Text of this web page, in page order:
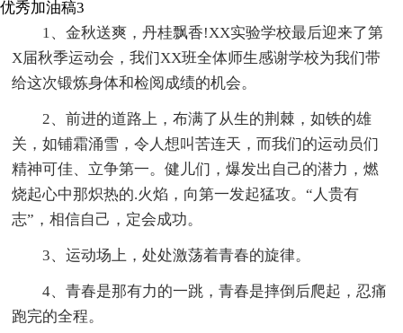
优秀加油稿3
1、金秋送爽，丹桂飘香!XX实验学校最后迎来了第
X届秋季运动会，我们XX班全体师生感谢学校为我们带
给这次锻炼身体和检阅成绩的机会。
2、前进的道路上，布满了从生的荆棘，如铁的雄
关，如铺霜涌雪，令人想叫苦连天，而我们的运动员们
精神可佳、立争第一。健儿们，爆发出自己的潜力，燃
烧起心中那炽热的.火焰，向第一发起猛攻。“人贵有
志”，相信自己，定会成功。
3、运动场上，处处激荡着青春的旋律。
4、青春是那有力的一跳，青春是摔倒后爬起，忍痛
跑完的全程。